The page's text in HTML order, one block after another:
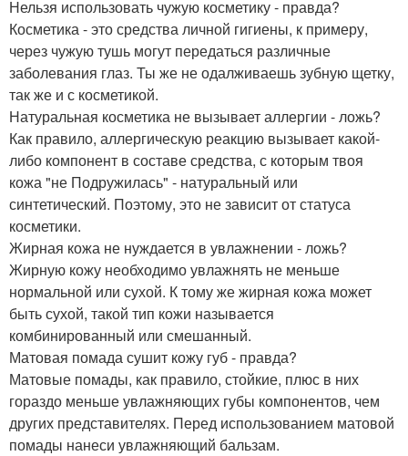
Нельзя использовать чужую косметику - правда?
Косметика - это средства личной гигиены, к примеру,
через чужую тушь могут передаться различные
заболевания глаз. Ты же не одалживаешь зубную щетку,
так же и с косметикой.
Натуральная косметика не вызывает аллергии - ложь?
Как правило, аллергическую реакцию вызывает какой-
либо компонент в составе средства, с которым твоя
кожа "не Подружилась" - натуральный или
синтетический. Поэтому, это не зависит от статуса
косметики.
Жирная кожа не нуждается в увлажнении - ложь?
Жирную кожу необходимо увлажнять не меньше
нормальной или сухой. К тому же жирная кожа может
быть сухой, такой тип кожи называется
комбинированный или смешанный.
Матовая помада сушит кожу губ - правда?
Матовые помады, как правило, стойкие, плюс в них
гораздо меньше увлажняющих губы компонентов, чем
других представителях. Перед использованием матовой
помады нанеси увлажняющий бальзам.